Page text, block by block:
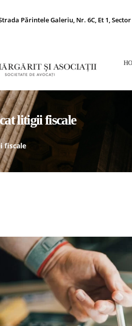
Părintele Galeriu, Nr. 6C, Et 1,
litigii fiscale
fiscale